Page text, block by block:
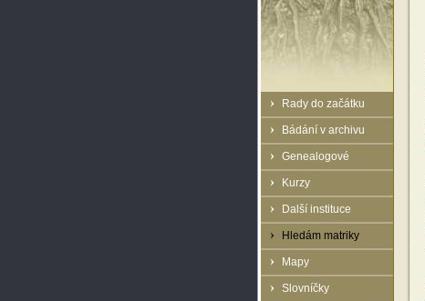
Rady do začátku
Bádání v archivu
Genealogové
Kurzy
Další instituce
Hledám matriky
Mapy
Slovníčky